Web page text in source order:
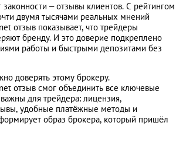
– отзывы клиентов. С рейтингом
двумя тысячами реальных мнений
отзыв показывает, что трейдеры
бренду. И это доверие подкреплено
работы и быстрыми депозитами без
доверять этому брокеру.
отзыв смог объединить все ключевые
для трейдера: лицензия,
удобные платёжные методы и
образ брокера, который пришёл